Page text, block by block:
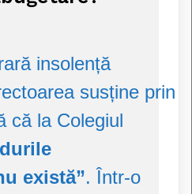
insolență
susține prin
că la Colegiul
există”. Într-o